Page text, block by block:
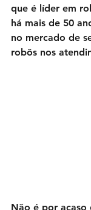
que é líder em
há mais de 50
no mercado de
robôs nos
Não é por acaso